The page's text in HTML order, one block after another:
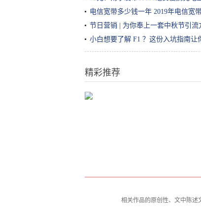
电信宽带多少钱一年 2019年电信宽
节日营销 | 为你奉上一套中秋节引流
小白想要了解 F1 ？这份入坑指南让
精彩推荐
19款“奥迪R8”V10限量版到店实
相关作品的原创性、文中陈述